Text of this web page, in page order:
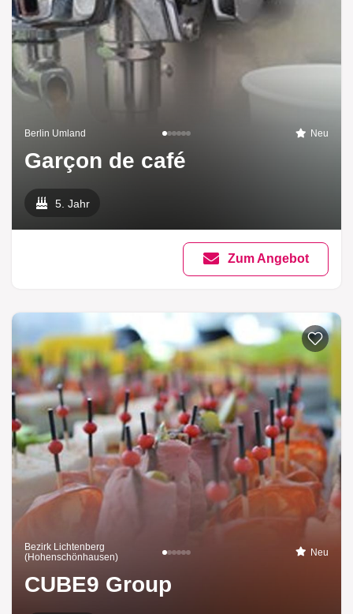
Berlin Umland Neu
Garçon de café
5. Jahr
Zum Angebot
Bezirk Lichtenberg
(Hohenschönhausen)
Neu
CUBE9 Group